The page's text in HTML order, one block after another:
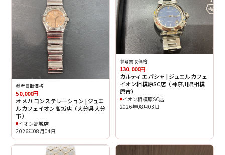
参考買取価格
50,000円
オメガ コンステレーション | ジュエ
ルカフェイオン高城店（大分県大分
市）
イオン高城店
2026年08月04日
参考買取価格
130,000円
カルティエ パシャ | ジュエルカフェ
イオン相模原SC店（神奈川県相模
原市）
イオン相模原SC店
2026年08月03日